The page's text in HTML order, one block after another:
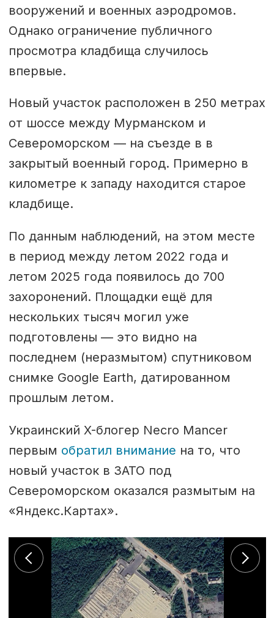
вооружений и военных аэродромов.
Однако ограничение публичного
просмотра кладбища случилось
впервые.
Новый участок расположен в 250 метрах
от шоссе между Мурманском и
Североморском — на съезде в в
закрытый военный город. Примерно в
километре к западу находится старое
кладбище.
По данным наблюдений, на этом месте
в период между летом 2022 года и
летом 2025 года появилось до 700
захоронений. Площадки ещё для
нескольких тысяч могил уже
подготовлены — это видно на
последнем (неразмытoм) спутниковом
снимке Google Earth, датированном
прошлым летом.
Украинский X-блогер Necro Mancer
первым обратил внимание на то, что
новый участок в ЗАТО под
Североморском оказался размытым на
«Яндекс.Картах».